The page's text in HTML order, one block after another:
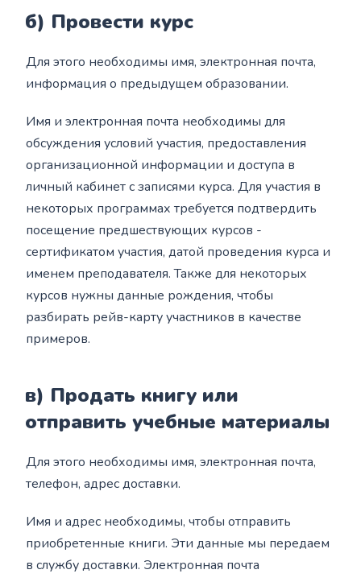
б) Провести курс
Для этого необходимы имя, электронная почта,
информация о предыдущем образовании.
Имя и электронная почта необходимы для
обсуждения условий участия, предоставления
организационной информации и доступа в
личный кабинет с записями курса. Для участия в
некоторых программах требуется подтвердить
посещение предшествующих курсов -
сертификатом участия, датой проведения курса и
именем преподавателя. Также для некоторых
курсов нужны данные рождения, чтобы
разбирать рейв-карту участников в качестве
примеров.
в) Продать книгу или
отправить учебные материалы
Для этого необходимы имя, электронная почта,
телефон, адрес доставки.
Имя и адрес необходимы, чтобы отправить
приобретенные книги. Эти данные мы передаем
в службу доставки. Электронная почта